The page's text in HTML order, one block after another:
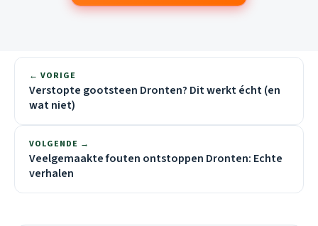
← VORIGE
Verstopte gootsteen Dronten? Dit werkt écht (en
wat niet)
VOLGENDE →
Veelgemaakte fouten ontstoppen Dronten: Echte
verhalen